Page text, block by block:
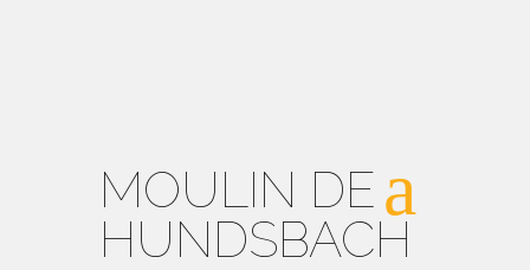
MOULIN DE
HUNDSBACH